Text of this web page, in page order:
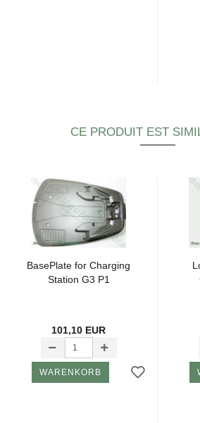
CE PRODUIT EST
Ba­se­Plate for Char­ging
Sta­tion G3 P1
101,10 EUR
WARENKORB